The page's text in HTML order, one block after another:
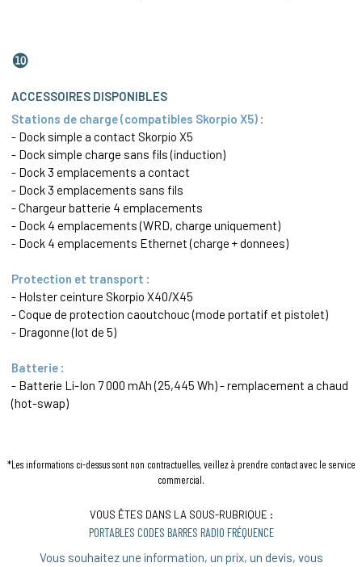
❿
ACCESSOIRES DISPONIBLES
Stations de charge (compatibles Skorpio X5) :
- Dock simple a contact Skorpio X5
- Dock simple charge sans fils (induction)
- Dock 3 emplacements a contact
- Dock 3 emplacements sans fils
- Chargeur batterie 4 emplacements
- Dock 4 emplacements (WRD, charge uniquement)
- Dock 4 emplacements Ethernet(charge + donnees)
Protection et transport :
- Holster ceinture Skorpio X40/X45
- Coque de protection caoutchouc (mode portatif et pistolet)
- Dragonne (lot de 5)
Batterie :
- Batterie Li-Ion 7 000 mAh (25,445 Wh) - remplacement a chaud
(hot-swap)
*Les informations ci-dessus sont non contractuelles, veillez à prendre contact avec le service
commercial.
VOUS ÊTES DANS LA SOUS-RUBRIQUE :
PORTABLES CODES BARRES RADIO FRÉQUENCE
Vous souhaitez une information, un prix, un devis, vous